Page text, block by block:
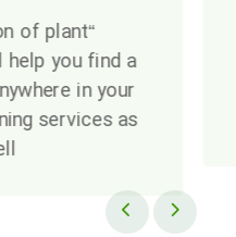
of plant
you find a
in your
services as